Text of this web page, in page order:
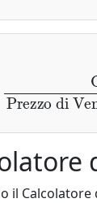
il